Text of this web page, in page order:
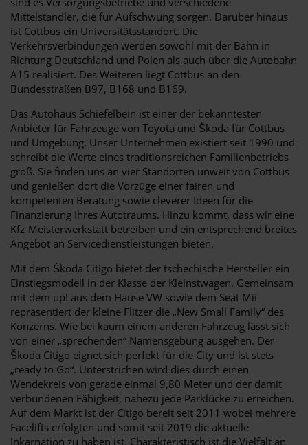
Mittelständler, die für Aufschwung sorgen. Darüber hinaus
ist Cottbus ein Universitätsstandort. Die
Verkehrsverbindungen werden sowohl mit der Bahn in
Richtung Deutschland und Polen als auch über die Autobahn
A15 realisiert. Des Weiteren liegt Cottbus an den
Bundesstraßen B97, B168 und B169.
Das Autohaus Schiefelbein ist einer der bekanntesten
Anbieter für Fahrzeuge von Toyota und Škoda für Cottbus
und Umgebung. Unser Unternehmen existiert seit 1990 und
schreibt die Werte eines traditionsreichen Familienbetriebs
groß. Sie finden uns an vier Standorten unweit von Cottbus
und genießen dort die Vorzüge einer fairen und
kompetenten Beratung sowie cleverer Ideen für die
Finanzierung Ihres Autotraums. Hinzu kommt, dass wir eine
Kfz-Meisterwerkstatt betreiben und ein entsprechend breites
Angebot an Servicedienstleistungen bieten.
Mit dem Škoda Citigo bietet der tschechische Hersteller ein
Einstiegsmodell in der Klasse der Kleinstwagen. Gemeinsam
mit dem up! aus dem Hause VW sowie dem Seat Mii
repräsentiert der kleine Flitzer die „New Small Family“ des
Konzerns. Wie bei kaum einem anderen Fahrzeug lässt sich
von einer „sprechenden“ Namensgebung ausgehen. Der
Škoda Citigo eignet sich perfekt für die City und ist stets
„ready to Go“. Unterstrichen wird dies durch einen
Wendekreis von gerade einmal 9,80 Meter und der damit
verbundenen Fähigkeit, nahezu jede Parklücke zu erreichen.
Auf dem Markt ist der Citigo bereit seit 2011 wobei mehrere
Facelifts erfolgten und somit seit 2019 die aktuelle
Inkarnation zu haben ist. Charakteristisch ist die Vielfalt an